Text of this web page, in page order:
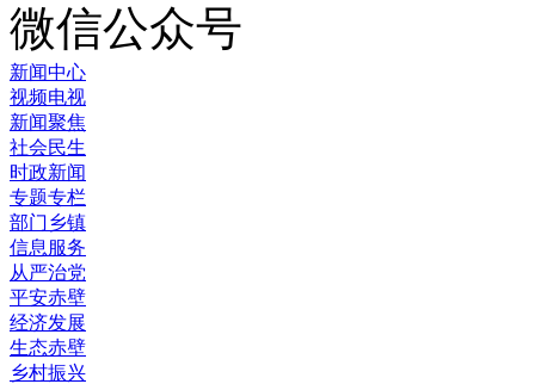
微信公众号
新闻中心
视频电视
新闻聚焦
社会民生
时政新闻
专题专栏
部门乡镇
信息服务
从严治党
平安赤壁
经济发展
生态赤壁
乡村振兴